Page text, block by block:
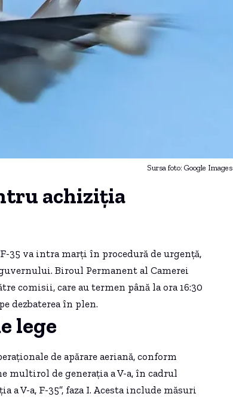
Sursa foto: Google Images
achiziția
35 va intra marți în procedură de urgență,
Biroul Permanent al Camerei
comisii, care au termen până la ora 16:30
dezbaterea în plen.
lege
de apărare aeriană, conform
multirol de generația a V-a, în cadrul
V-a, F-35”, faza I. Acesta include măsuri